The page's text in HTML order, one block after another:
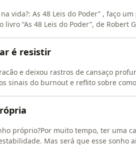
vida?: As 48 Leis do Poder” , faço
livro “As 48 Leis do Poder”, de Robert
é resistir
e deixou rastros de cansaço
sinais do burnout e reflito sobre
Ta
próprio?Por muito tempo, ter uma
Mas será que esse sonho